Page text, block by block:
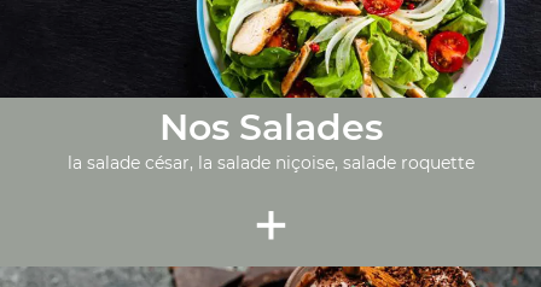
Nos Salades
la salade césar, la salade niçoise, salade roquette
+